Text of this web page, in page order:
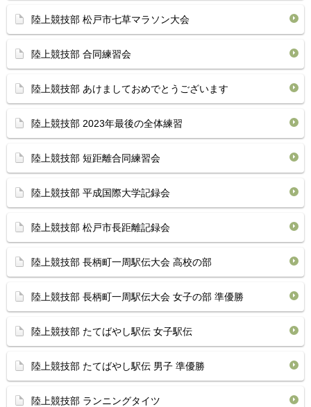
陸上競技部 松戸市七草マラソン大会
陸上競技部 合同練習会
陸上競技部 あけましておめでとうございます
陸上競技部 2023年最後の全体練習
陸上競技部 短距離合同練習会
陸上競技部 平成国際大学記録会
陸上競技部 松戸市長距離記録会
陸上競技部 長柄町一周駅伝大会 高校の部
陸上競技部 長柄町一周駅伝大会 女子の部 準優勝
陸上競技部 たてばやし駅伝 女子駅伝
陸上競技部 たてばやし駅伝 男子 準優勝
陸上競技部 ランニングタイツ